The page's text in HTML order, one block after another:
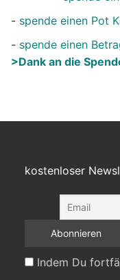
- spende einen Pot
- spende einen
>Dank an die
kostenloser
Indem Du